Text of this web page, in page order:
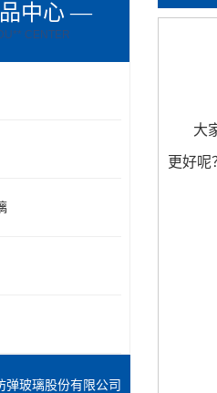
大家
更好呢
中心 —
CENTER
弹玻璃股份有限公司